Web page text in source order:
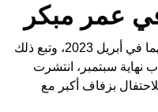
عمر مبكر
يُذكر أن ميلي وجيك أعلنا عن خطوبتهما في أبريل 2023، وتبع ذلك
سبتمبر، انتشرت
بزفاف أكبر مع